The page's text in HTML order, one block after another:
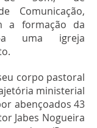
Comunicação,
a formação da
a uma igreja
corpo pastoral
ministerial
abençoados 43
Jabes Nogueira